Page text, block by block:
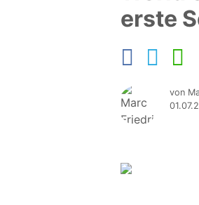
erste
von